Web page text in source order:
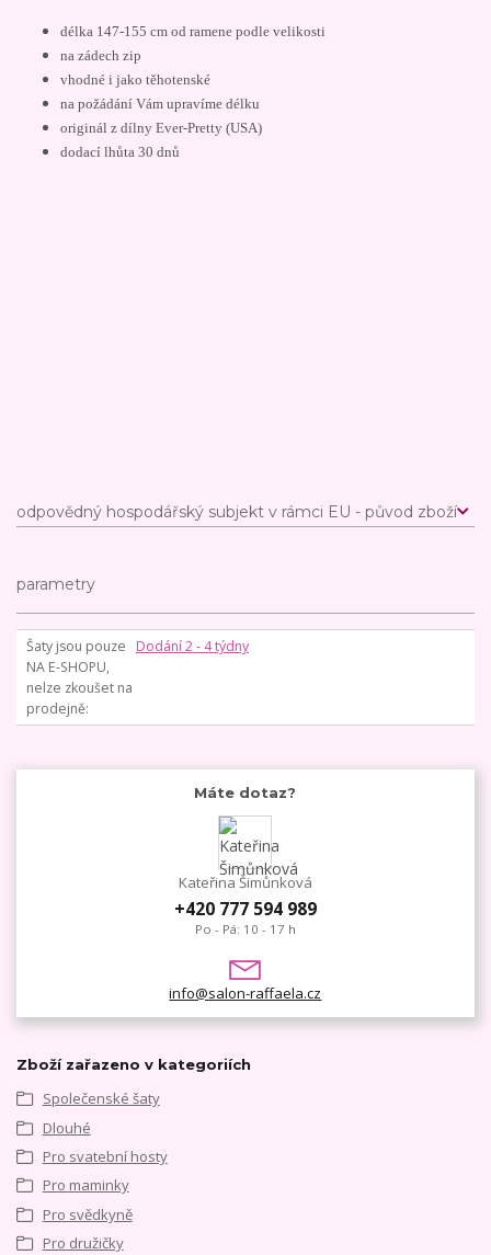
délka 147-155 cm od ramene podle velikosti
na zádech zip
vhodné i jako těhotenské
na požádání Vám upravíme délku
originál z dílny Ever-Pretty (USA)
dodací lhůta 30 dnů
odpovědný hospodářský subjekt v rámci EU - původ zboží
parametry
Šaty jsou pouze
NA E-SHOPU,
nelze zkoušet na
prodejně
Dodání 2 - 4 týdny
Máte dotaz?
Kateřina Šimůnková
+420 777 594 989
Po - Pá: 10 - 17 h
info@salon-raffaela.cz
Zboží zařazeno v kategoriích
Společenské šaty
Dlouhé
Pro svatební hosty
Pro maminky
Pro svědkyně
Pro družičky